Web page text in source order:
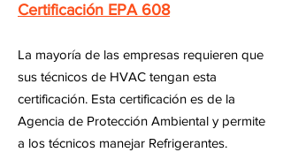
Certificación EPA 608
La mayoría de las empresas requieren que
sus técnicos de HVAC tengan esta
certificación. Esta certificación es de la
Agencia de Protección Ambiental y permite
a los técnicos manejar Refrigerantes.